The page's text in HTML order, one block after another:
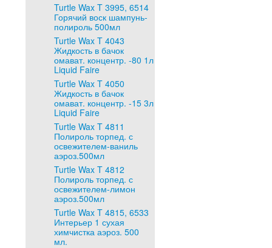
Turtle Wax T 3995, 6514
Горячий воск шампунь-
полироль 500мл
Turtle Wax T 4043
Жидкость в бачок
омават. концентр. -80 1л
Liquid Faire
Turtle Wax T 4050
Жидкость в бачок
омават. концентр. -15 3л
Liquid Faire
Turtle Wax T 4811
Полироль торпед. с
освежителем-ваниль
аэроз.500мл
Turtle Wax T 4812
Полироль торпед. с
освежителем-лимон
аэроз.500мл
Turtle Wax T 4815, 6533
Интерьер 1 сухая
химчистка аэроз. 500
мл.